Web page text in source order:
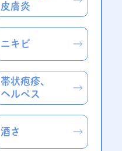
皮膚炎
ニキビ
帯状疱疹、
ヘルペス
酒さ